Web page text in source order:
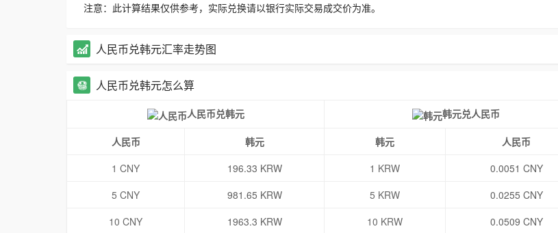
注意：此计算结果仅供参考，实际兑换请以银行实际交易成交价为准。
人民币兑韩元汇率走势图
人民币兑韩元怎么算
人民币兑韩元 韩元兑人民币
人民币 韩元 韩元
人民币
1 CNY
196.33 KRW 1 KRW
0.0051 CNY
5 CNY
981.65 KRW 5 KRW
0.0255 CNY
10 CNY
1963.3 KRW 10 KRW
0.0509 CNY